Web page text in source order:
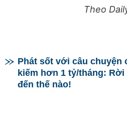
Theo
Phát sốt với câu chuyện
kiếm hơn 1 tỷ/tháng: Rời
đến thế nào!